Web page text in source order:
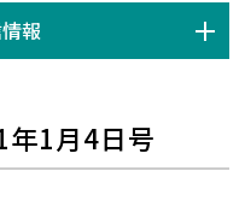
報
1月4日号